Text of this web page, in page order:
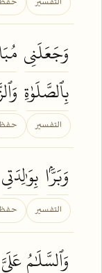
وَجَعَلَنِي
بِٱلصَّلَوٰةِ
التفسير
وَبَرَّۢا بِوَٰلِدَتِي
التفسير
وَٱلسَّلَٰمُعَلَيَّ